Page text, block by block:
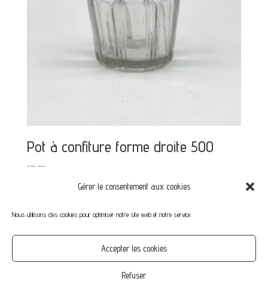
Gérer le consentement aux cookies
Nous utilisons des cookies pour optimiser notre site web et notre service.
Accepter les cookies
Refuser
Pot à confiture forme droite 500
€12,00
Mot de passe perdu